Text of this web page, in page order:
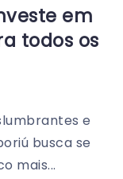
em
todos os
e
busca se
mais...